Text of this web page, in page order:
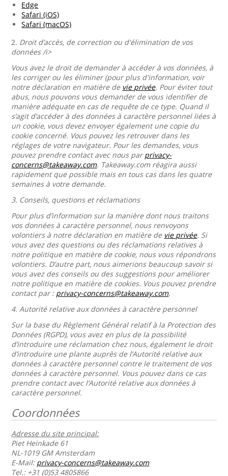
Edge
Safari (iOS)
Safari (macOS)
2. Droit d’accès, de correction ou d'élimination de vos
données /i>
Vous avez le droit de demander à accéder à vos données, à
les corriger ou les éliminer (pour plus d'information, voir
notre déclaration en matière de vie privée. Pour éviter tout
abus, nous pouvons vous demander de vous identifier de
manière adéquate en cas de requête de ce type. Quand il
s’agit d’accéder à des données à caractère personnel liées à
un cookie, vous devez envoyer également une copie du
cookie concerné. Vous pouvez les retrouver dans les
réglages de votre navigateur. Pour les demandes, vous
pouvez prendre contact avec nous parprivacy-
concerns@takeaway.com. Takeaway.com réagira aussi
rapidement que possible mais en tous cas dans les quatre
semaines à votre demande.
3. Conseils, questions et réclamations
Pour plus d’information sur la manière dont nous traitons
vos données à caractère personnel, nous renvoyons
volontiers à notre déclaration en matière de vie privée. Si
vous avez des questions ou des réclamations relatives à
notre politique en matière de cookie, nous vous répondrons
volontiers. D’autre part, nous aimerions beaucoup savoir si
vous avez des conseils ou des suggestions pour améliorer
notre politique en matière de cookies. Vous pouvez prendre
contact par : privacy-concerns@takeaway.com.
4.Autorité relative aux données à caractère personnel
Sur la base du Règlement Général relatif à la Protection des
Données (RGPD), vous avez en plus de la possibilité
d’introduire une réclamation chez nous, également le droit
d’introduire une plante auprès de l’Autorité relative aux
données à caractère personnel contre le traitement de vos
données à caractère personnel. Vous pouvez dans ce cas
prendre contact avec l’Autorité relative aux données à
caractère personnel.
Coordonnées
Adresse du site principal:
Piet Heinkade 61
NL-1019 GM Amsterdam
E-Mail: privacy-concerns@takeaway.com
Tel.: +31 (0)53 4805866